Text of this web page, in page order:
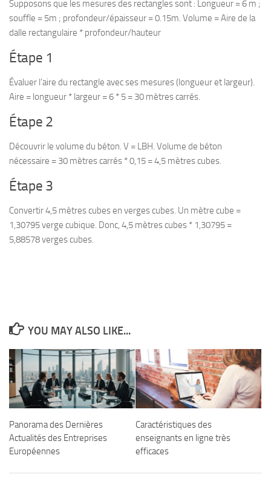
Supposons que les mesures des rectangles sont : Longueur = 6 m ;
souffle = 5m ; profondeur/épaisseur = 0.15m. Volume = Aire de la
dalle rectangulaire * profondeur/hauteur
Étape 1
Évaluer l’aire du rectangle avec ses mesures (longueur et largeur).
Aire = longueur * largeur = 6 * 5 = 30 mètres carrés.
Étape 2
Découvrir le volume du béton. V = LBH. Volume de béton
nécessaire = 30 mètres carrés * 0,15 = 4,5 mètres cubes.
Étape 3
Convertir 4,5 mètres cubes en verges cubes. Un mètre cube =
1,30795 verge cubique. Donc, 4,5 mètres cubes * 1,30795 =
5,88578 verges cubes.
YOU MAY ALSO LIKE...
Panorama des Dernières
Actualités des Entreprises
Européennes
Caractéristiques des
enseignants en ligne très
efficaces